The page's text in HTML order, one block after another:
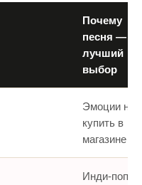
Почему
песня —
лучший
выбор
Эмоции не
купить в
магазине
Инди-поп